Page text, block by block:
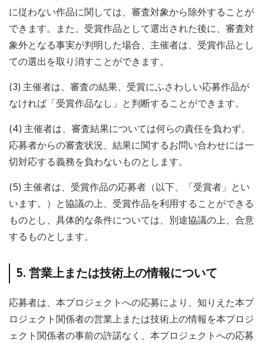
に従わない作品に関しては、審査対象から除外することが
できます。また、受賞作品として選出された後に、審査対
象外となる事実が判明した場合、主催者は、受賞作品とし
ての選出を取り消すことができます。
(3) 主催者は、審査の結果、受賞にふさわしい応募作品が
なければ「受賞作品なし」と判断することができます。
(4) 主催者は、審査結果については何らの責任を負わず、
応募者からの審査状況、結果に関するお問い合わせには⼀
切対応する義務を負わないものとします。
(5) 主催者は、受賞作品の応募者（以下、「受賞者」とい
います。）と協議の上、受賞作品を利用することができる
ものとし、具体的な条件については、別途協議の上、合意
するものとします。
5. 営業上または技術上の情報について
応募者は、本プロジェクトへの応募により、知りえた本プ
ロジェクト関係者の営業上または技術上の情報を本プロジ
ェクト関係者の事前の許諾なく、本プロジェクトへの応募